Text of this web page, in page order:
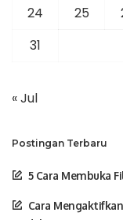
24
25
31
« Jul
Postingan Terbaru
5 Cara Membuka
Cara